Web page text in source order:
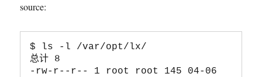
source:
$ ls -l /var/opt/lx/
总计 8
-rw-r--r-- 1 root root 145 04-06